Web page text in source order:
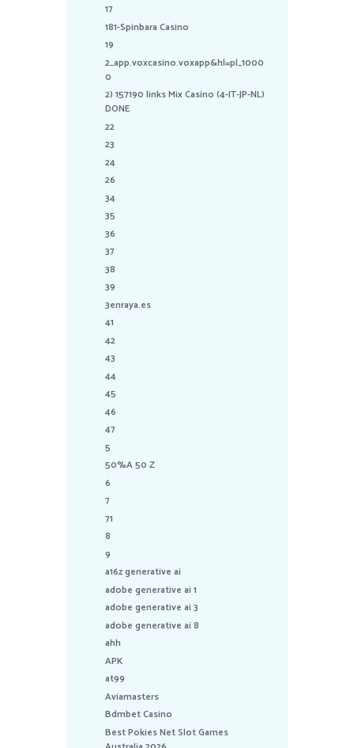
17
181-Spinbara Casino
19
2_app.voxcasino.voxapp&hl=pl_1000
0
2) 157190 links Mix Casino (4-IT-JP-NL)
DONE
22
23
24
26
34
35
36
37
38
39
3enraya.es
41
42
43
44
45
46
47
5
50%A 50 Z
6
7
71
8
9
a16z generative ai
adobe generative ai 1
adobe generative ai 3
adobe generative ai 8
ahh
APK
at99
Aviamasters
Bdmbet Casino
Best Pokies Net Slot Games